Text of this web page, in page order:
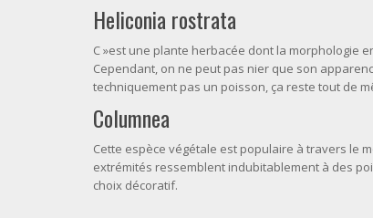
Heliconia rostrata
C »est une plante herbacée dont la morphologie
Cependant, on ne peut pas nier que son
techniquement pas un poisson, ça reste tout de
Columnea
Cette espèce végétale est populaire à travers le
extrémités ressemblent indubitablement à des
choix décoratif.